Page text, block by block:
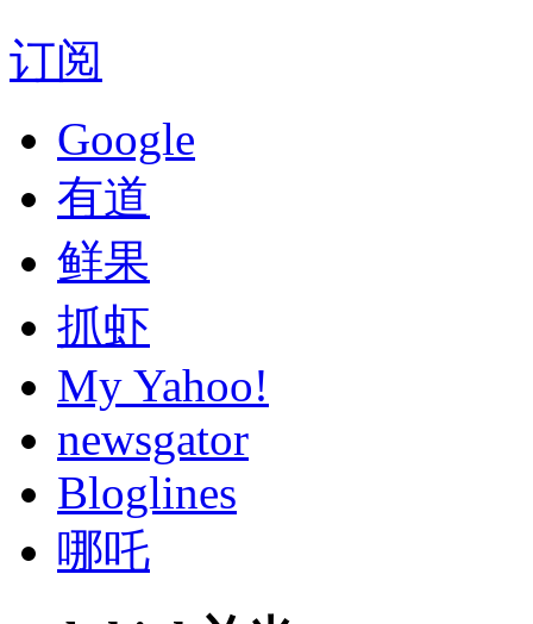
订阅
Google
有道
鲜果
抓虾
My Yahoo!
newsgator
Bloglines
哪吒